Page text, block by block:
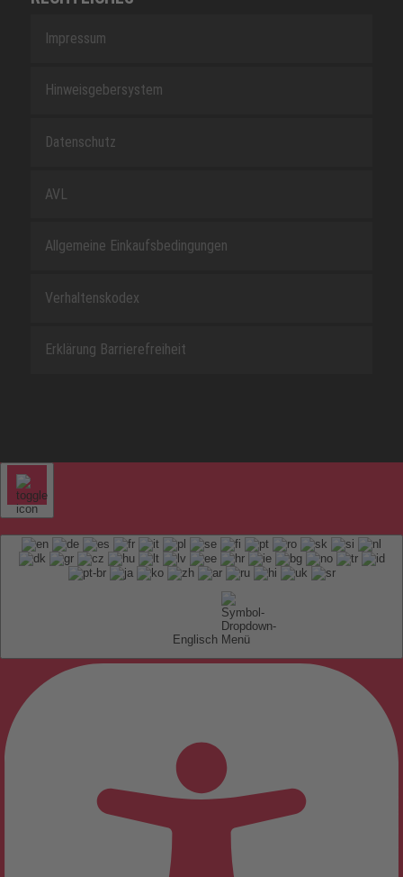
Impressum
Hinweisgebersystem
Datenschutz
AVL
Allgemeine Einkaufsbedingungen
Verhaltenskodex
Erklärung Barrierefreiheit
Englisch